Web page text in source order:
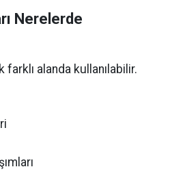
Nerelerde
alanda kullanılabilir.